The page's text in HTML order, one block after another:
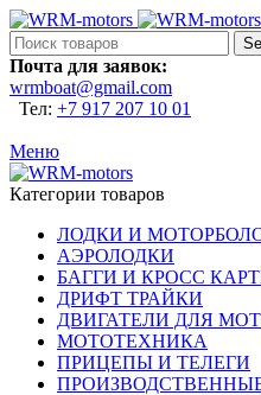
Почта для заявок:
wrmboat@gmail.com
Тел: +7 917 207 10 01
Меню
Категории товаров
ЛОДКИ И
АЭРОЛОДКИ
БАГГИ И КРОСС
ДРИФТ ТРАЙКИ
ДВИГАТЕЛИ ДЛЯ
МОТОТЕХНИКА
ПРИЦЕПЫ И ТЕЛЕГИ